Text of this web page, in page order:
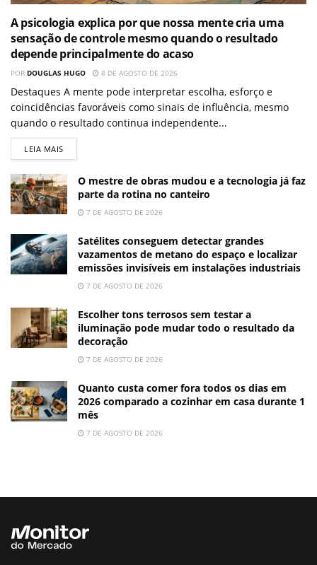
A psicologia explica por que nossa mente cria uma
sensação de controle mesmo quando o resultado
depende principalmente do acaso
POR DOUGLAS HUGO 8 DE AGOSTO DE 2026
Destaques A mente pode interpretar escolha, esforço e
coincidências favoráveis como sinais de influência, mesmo
quando o resultado continua independente...
LEIA MAIS
O mestre de obras mudou e a tecnologia já faz
parte da rotina no canteiro
7 DE AGOSTO DE 2026
Satélites conseguem detectar grandes
vazamentos de metano do espaço e localizar
emissões invisíveis em instalações industriais
7 DE AGOSTO DE 2026
Escolher tons terrosos sem testar a
iluminação pode mudar todo o resultado da
decoração
7 DE AGOSTO DE 2026
Quanto custa comer fora todos os dias em
2026 comparado a cozinhar em casa durante 1
mês
7 DE AGOSTO DE 2026